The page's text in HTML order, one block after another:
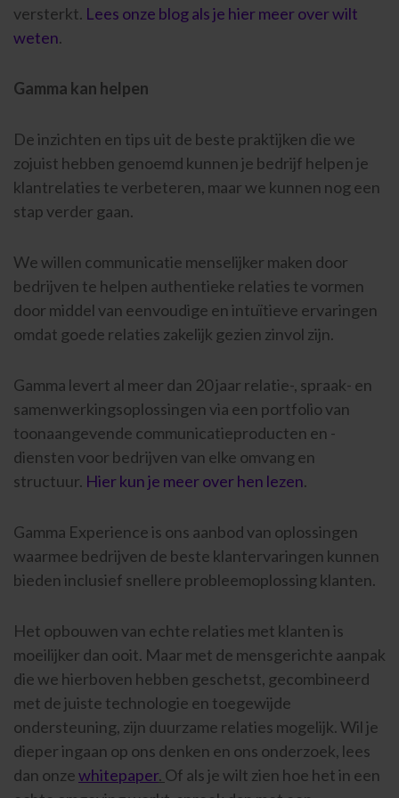
versterkt. Lees onze blog als je hier meer over wilt
weten.
Gamma kan helpen
De inzichten en tips uit de beste praktijken die we
zojuist hebben genoemd kunnen je bedrijf helpen je
klantrelaties te verbeteren, maar we kunnen nog een
stap verder gaan.
We willen communicatie menselijker maken door
bedrijven te helpen authentieke relaties te vormen
door middel van eenvoudige en intuïtieve ervaringen
omdat goede relaties zakelijk gezien zinvol zijn.
Gamma levert al meer dan 20 jaar relatie-, spraak- en
samenwerkingsoplossingen via een portfolio van
toonaangevende communicatieproducten en -
diensten voor bedrijven van elke omvang en
structuur. Hier kun je meer over hen lezen.
Gamma Experience is ons aanbod van oplossingen
waarmee bedrijven de beste klantervaringen kunnen
bieden inclusief snellere probleemoplossing klanten.
Het opbouwen van echte relaties met klanten is
moeilijker dan ooit. Maar met de mensgerichte aanpak
die we hierboven hebben geschetst, gecombineerd
met de juiste technologie en toegewijde
ondersteuning, zijn duurzame relaties mogelijk. Wil je
dieper ingaan op ons denken en ons onderzoek, lees
dan onzewhitepaper. Of als je wilt zien hoe het in een